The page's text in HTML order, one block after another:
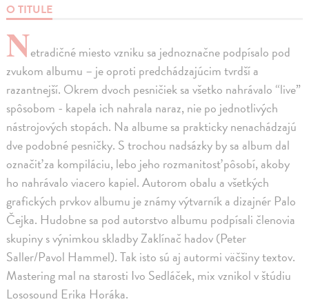
O TITULE
Netradičné miesto vzniku sa jednoznačne podpísalo pod
zvukom albumu – je oproti predchádzajúcim tvrdší a
razantnejší. Okrem dvoch pesničiek sa všetko nahrávalo “live”
spôsobom - kapela ich nahrala naraz, nie po jednotlivých
nástrojových stopách. Na albume sa prakticky nenachádzajú
dve podobné pesničky. S trochou nadsázky by sa album dal
označiť za kompiláciu, lebo jeho rozmanitosť pôsobí, akoby
ho nahrávalo viacero kapiel. Autorom obalu a všetkých
grafických prvkov albumu je známy výtvarník a dizajnér Palo
Čejka. Hudobne sa pod autorstvo albumu podpísali členovia
skupiny s výnimkou skladby Zaklínač hadov (Peter
Saller/Pavol Hammel). Tak isto sú aj autormi väčšiny textov.
Mastering mal na starosti Ivo Sedláček, mix vznikol v štúdiu
Lososound Erika Horáka.